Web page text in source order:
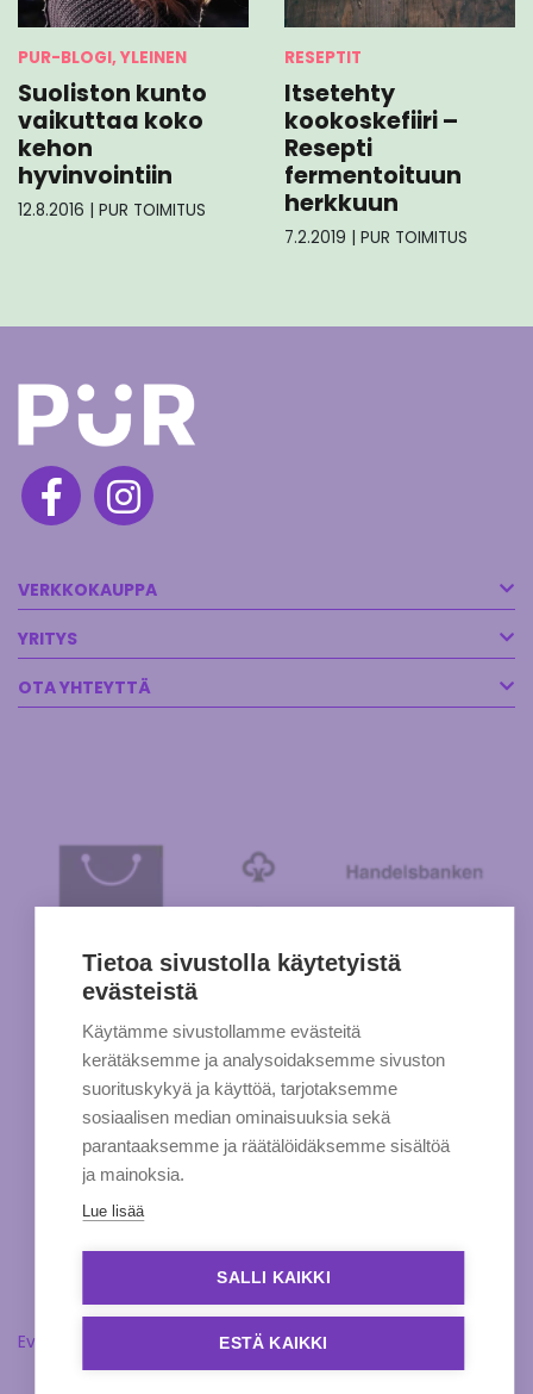
PUR-BLOGI, YLEINEN
Suoliston kunto
vaikuttaa koko
kehon
hyvinvointiin
12.8.2016 | PUR TOIMITUS
RESEPTIT
Itsetehty
kookoskefiiri –
Resepti
fermentoituun
herkkuun
7.2.2019 | PUR TOIMITUS
VERKKOKAUPPA
YRITYS
OTA YHTEYTTÄ
Evästeasetukset
Tietoa sivustolla käytetyistä
evästeistä
Käytämme sivustollamme evästeitä
kerätäksemme ja analysoidaksemme sivuston
suorituskykyä ja käyttöä, tarjotaksemme
sosiaalisen median ominaisuuksia sekä
parantaaksemme ja räätälöidäksemme sisältöä
ja mainoksia.
Lue lisää
SALLI KAIKKI
ESTÄ KAIKKI